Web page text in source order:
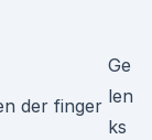
Ge
len
ks